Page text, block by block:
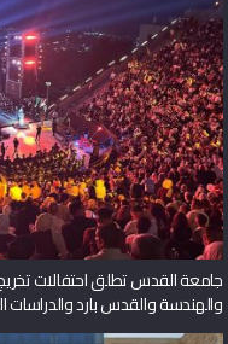
جامعة القدس تطلق احتفالات
والهندسة والقدس بارد والدراسات